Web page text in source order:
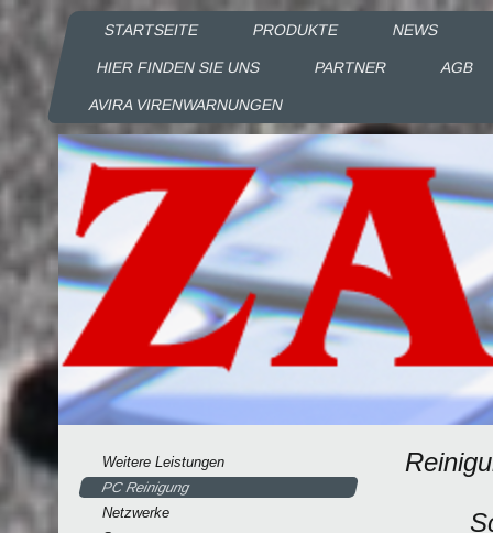
STARTSEITE PRODUKTE NEWS
HIER FINDEN SIE UNS PARTNER AGB
AVIRA VIRENWARNUNGEN
Weitere Leistungen
PC Reinigung
Netzwerke